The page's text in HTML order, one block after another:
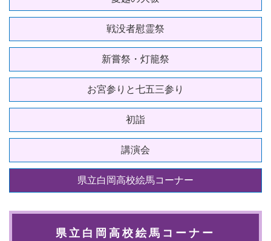
戦没者慰霊祭
新嘗祭・灯籠祭
お宮参りと七五三参り
初詣
講演会
県立白岡高校絵馬コーナー
県立白岡高校絵馬コーナー